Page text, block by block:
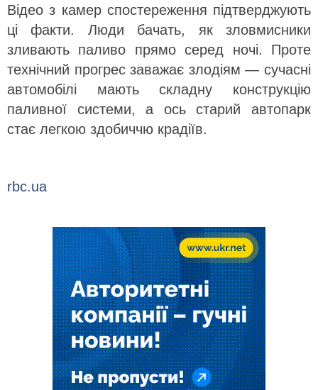
Відео з камер спостереження підтверджують
ці факти. Люди бачать, як зловмисники
зливають паливо прямо серед ночі. Проте
технічний прогрес заважає злодіям — сучасні
автомобілі мають складну конструкцію
паливної системи, а ось старий автопарк
стає легкою здобиччю крадіїв.
rbc.ua